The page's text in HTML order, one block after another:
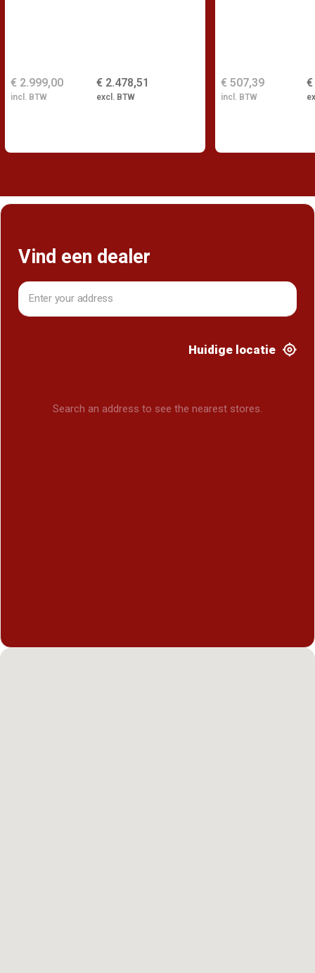
€ 2.478,51
excl. BTW
€ 2.999,00
incl. BTW
€
€ 507,39
incl. BTW
Vind een dealer
Huidige locatie
Search an address to see the nearest stores.